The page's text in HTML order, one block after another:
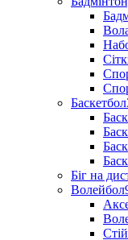
Баскетбол
Біг на
Волейбол